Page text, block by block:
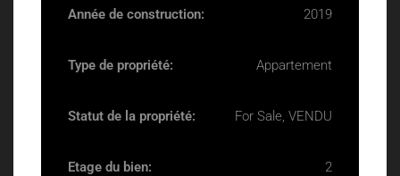
Année de construction: 2019
Type de propriété: Appartement
Statut de la propriété: For Sale, VENDU
Etage du bien: 2